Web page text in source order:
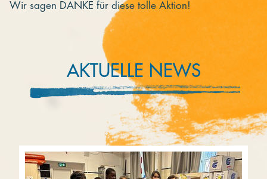
Wir sagen DANKE für diese tolle Aktion!
AKTUELLE NEWS